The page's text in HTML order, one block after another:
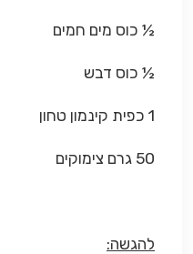
½ כוס מים חמים
½ כוס דבש
1 כפית קינמון טחון
50 גרם צימוקים
להגשה: